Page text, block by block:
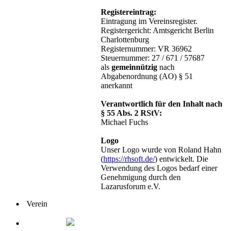
Registereintrag:
Eintragung im Vereinsregister.
Registergericht: Amtsgericht Berlin
Charlottenburg
Registernummer: VR 36962
Steuernummer: 27 / 671 / 57687
als gemeinnützig nach
Abgabenordnung (AO) § 51
anerkannt
Verantwortlich für den Inhalt nach
§ 55 Abs. 2 RStV:
Michael Fuchs
Logo
Unser Logo wurde von Roland Hahn
(https://rhsoft.de/) entwickelt. Die
Verwendung des Logos bedarf einer
Genehmigung durch den
Lazarusforum e.V.
Verein